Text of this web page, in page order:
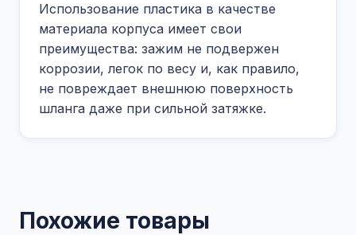
Использование пластика в качестве
материала корпуса имеет свои
преимущества: зажим не подвержен
коррозии, легок по весу и, как правило,
не повреждает внешнюю поверхность
шланга даже при сильной затяжке.
Похожие товары